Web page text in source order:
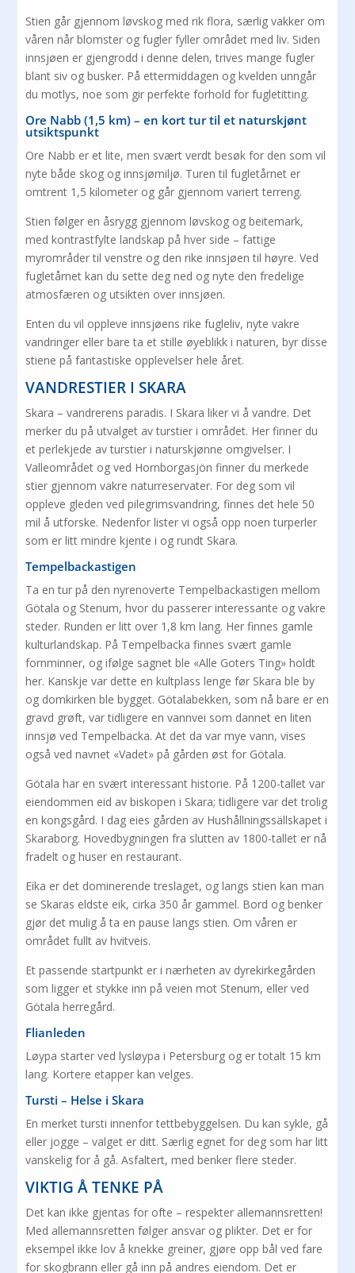
Stien går gjennom løvskog med rik flora, særlig vakker om
våren når blomster og fugler fyller området med liv. Siden
innsjøen er gjengrodd i denne delen, trives mange fugler
blant siv og busker. På ettermiddagen og kvelden unngår
du motlys, noe som gir perfekte forhold for fugletitting.
Ore Nabb (1,5 km) – en kort tur til et naturskjønt
utsiktspunkt
Ore Nabb er et lite, men svært verdt besøk for den som vil
nyte både skog og innsjømiljø. Turen til fugletårnet er
omtrent 1,5 kilometer og går gjennom variert terreng.
Stien følger en åsrygg gjennom løvskog og beitemark,
med kontrastfylte landskap på hver side – fattige
myrområder til venstre og den rike innsjøen til høyre. Ved
fugletårnet kan du sette deg ned og nyte den fredelige
atmosfæren og utsikten over innsjøen.
Enten du vil oppleve innsjøens rike fugleliv, nyte vakre
vandringer eller bare ta et stille øyeblikk i naturen, byr disse
stiene på fantastiske opplevelser hele året.
VANDRESTIER I SKARA
Skara – vandrerens paradis. I Skara liker vi å vandre. Det
merker du på utvalget av turstier i området. Her finner du
et perlekjede av turstier i naturskjønne omgivelser. I
Valleområdet og ved Hornborgasjön finner du merkede
stier gjennom vakre naturreservater. For deg som vil
oppleve gleden ved pilegrimsvandring, finnes det hele 50
mil å utforske. Nedenfor lister vi også opp noen turperler
som er litt mindre kjente i og rundt Skara.
Tempelbackastigen
Ta en tur på den nyrenoverte Tempelbackastigen mellom
Götala og Stenum, hvor du passerer interessante og vakre
steder. Runden er litt over 1,8 km lang. Her finnes gamle
kulturlandskap. På Tempelbacka finnes svært gamle
fornminner, og ifølge sagnet ble «Alle Goters Ting» holdt
her. Kanskje var dette en kultplass lenge før Skara ble by
og domkirken ble bygget. Götalabekken, som nå bare er en
gravd grøft, var tidligere en vannvei som dannet en liten
innsjø ved Tempelbacka. At det da var mye vann, vises
også ved navnet «Vadet» på gården øst for Götala.
Götala har en svært interessant historie. På 1200-tallet var
eiendommen eid av biskopen i Skara; tidligere var det trolig
en kongsgård. I dag eies gården av Hushållningssällskapet i
Skaraborg. Hovedbygningen fra slutten av 1800-tallet er nå
fradelt og huser en restaurant.
Eika er det dominerende treslaget, og langs stien kan man
se Skaras eldste eik, cirka 350 år gammel. Bord og benker
gjør det mulig å ta en pause langs stien. Om våren er
området fullt av hvitveis.
Et passende startpunkt er i nærheten av dyrekirkegården
som ligger et stykke inn på veien mot Stenum, eller ved
Götala herregård.
Flianleden
Løypa starter ved lysløypa i Petersburg og er totalt 15 km
lang. Kortere etapper kan velges.
Tursti – Helse i Skara
En merket tursti innenfor tettbebyggelsen. Du kan sykle, gå
eller jogge – valget er ditt. Særlig egnet for deg som har litt
vanskelig for å gå. Asfaltert, med benker flere steder.
VIKTIG Å TENKE PÅ
Det kan ikke gjentas for ofte – respekter allemannsretten!
Med allemannsretten følger ansvar og plikter. Det er for
eksempel ikke lov å knekke greiner, gjøre opp bål ved fare
for skogbrann eller gå inn på andres eiendom. Det er